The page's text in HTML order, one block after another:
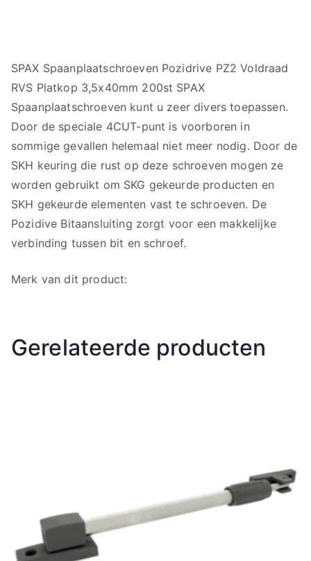
SPAX Spaanplaatschroeven Pozidrive PZ2 Voldraad
RVS Platkop 3,5x40mm 200st SPAX
Spaanplaatschroeven kunt u zeer divers toepassen.
Door de speciale 4CUT-punt is voorboren in
sommige gevallen helemaal niet meer nodig. Door de
SKH keuring die rust op deze schroeven mogen ze
worden gebruikt om SKG gekeurde producten en
SKH gekeurde elementen vast te schroeven. De
Pozidive Bitaansluiting zorgt voor een makkelijke
verbinding tussen bit en schroef.
Merk van dit product:
Gerelateerde producten